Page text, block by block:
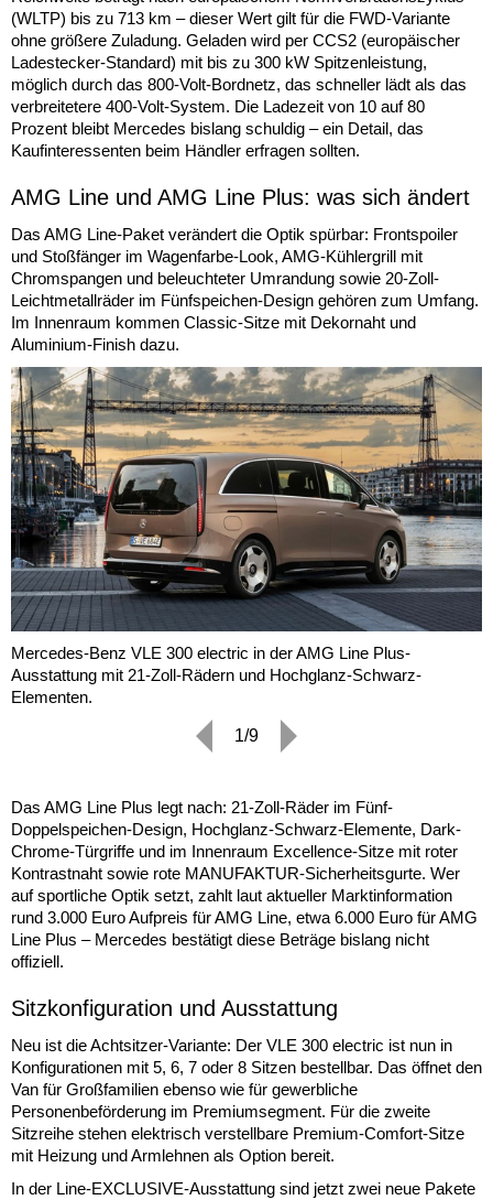
(WLTP) bis zu 713 km – dieser Wert gilt für die FWD-Variante
ohne größere Zuladung. Geladen wird per CCS2 (europäischer
Ladestecker-Standard) mit bis zu 300 kW Spitzenleistung,
möglich durch das 800-Volt-Bordnetz, das schneller lädt als das
verbreitetere 400-Volt-System. Die Ladezeit von 10 auf 80
Prozent bleibt Mercedes bislang schuldig – ein Detail, das
Kaufinteressenten beim Händler erfragen sollten.
AMG Line und AMG Line Plus: was sich ändert
Das AMG Line-Paket verändert die Optik spürbar: Frontspoiler
und Stoßfänger im Wagenfarbe-Look, AMG-Kühlergrill mit
Chromspangen und beleuchteter Umrandung sowie 20-Zoll-
Leichtmetallräder im Fünfspeichen-Design gehören zum Umfang.
Im Innenraum kommen Classic-Sitze mit Dekornaht und
Aluminium-Finish dazu.
Mercedes-Benz VLE 300 electric in der AMG Line Plus-
Ausstattung mit 21-Zoll-Rädern und Hochglanz-Schwarz-
Elementen.
1/9
Das AMG Line Plus legt nach: 21-Zoll-Räder im Fünf-
Doppelspeichen-Design, Hochglanz-Schwarz-Elemente, Dark-
Chrome-Türgriffe und im Innenraum Excellence-Sitze mit roter
Kontrastnaht sowie rote MANUFAKTUR-Sicherheitsgurte. Wer
auf sportliche Optik setzt, zahlt laut aktueller Marktinformation
rund 3.000 Euro Aufpreis für AMG Line, etwa 6.000 Euro für AMG
Line Plus – Mercedes bestätigt diese Beträge bislang nicht
offiziell.
Sitzkonfiguration und Ausstattung
Neu ist die Achtsitzer-Variante: Der VLE 300 electric ist nun in
Konfigurationen mit 5, 6, 7 oder 8 Sitzen bestellbar. Das öffnet den
Van für Großfamilien ebenso wie für gewerbliche
Personenbeförderung im Premiumsegment. Für die zweite
Sitzreihe stehen elektrisch verstellbare Premium-Comfort-Sitze
mit Heizung und Armlehnen als Option bereit.
In der Line-EXCLUSIVE-Ausstattung sind jetzt zwei neue Pakete